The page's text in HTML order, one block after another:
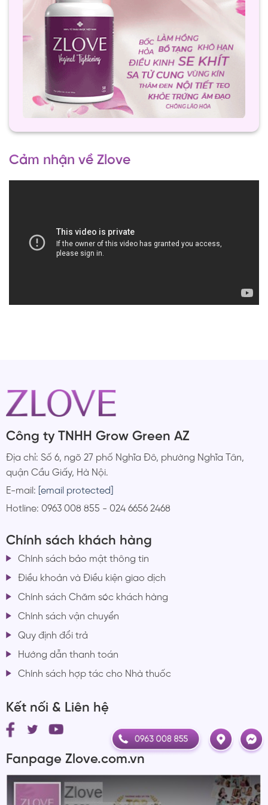
Cảm nhận về Zlove
Công ty TNHH Grow Green AZ
Địa chỉ: Số 6, ngõ 27 phố Nghĩa Đô, phường Nghĩa Tân,
quận Cầu Giấy, Hà Nội.
E-mail: [email protected]
Hotline: 0963 008 855 - 024 6656 2468
Chính sách khách hàng
Chính sách bảo mật thông tin
Điều khoản và Điều kiện giao dịch
Chính sách Chăm sóc khách hàng
Chính sách vận chuyển
Quy định đổi trả
Hướng dẫn thanh toán
Chính sách hợp tác cho Nhà thuốc
Kết nối & Liên hệ
Fanpage Zlove.com.vn